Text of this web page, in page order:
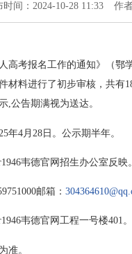
时间：2024-10-28 11:33 作
高考报名工作的通知》（
材料进行了初步审核，共
,公告期满视为送达。
年4月28日。公示期半年。
韦德官网招生办公室反映。
邮箱：
韦德官网工程一号楼401。
准。